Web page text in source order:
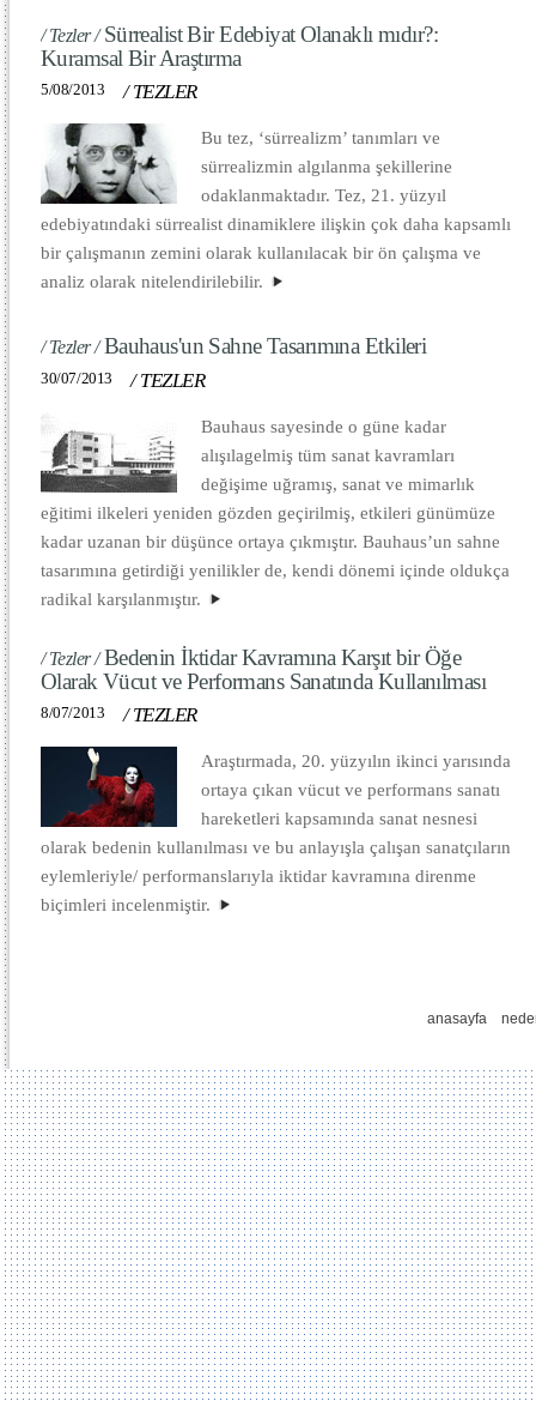
/ Tezler /Sürrealist Bir Edebiyat Olanaklı mıdır?:
Kuramsal Bir Araştırma
5/08/2013 /TEZLER
Bu tez, ‘sürrealizm’ tanımları ve
sürrealizmin algılanma şekillerine
odaklanmaktadır. Tez, 21. yüzyıl
edebiyatındaki sürrealist dinamiklere ilişkin çok daha kapsamlı
bir çalışmanın zemini olarak kullanılacak bir ön çalışma ve
analiz olarak nitelendirilebilir.
/ Tezler /Bauhaus'un Sahne Tasarımına Etkileri
30/07/2013 /TEZLER
Bauhaus sayesinde o güne kadar
alışılagelmiş tüm sanat kavramları
değişime uğramış, sanat ve mimarlık
eğitimi ilkeleri yeniden gözden geçirilmiş, etkileri günümüze
kadar uzanan bir düşünce ortaya çıkmıştır. Bauhaus’un sahne
tasarımına getirdiği yenilikler de, kendi dönemi içinde oldukça
radikal karşılanmıştır.
/ Tezler /Bedenin İktidar Kavramına Karşıt bir Öğe
Olarak Vücut ve Performans Sanatında Kullanılması
8/07/2013 /TEZLER
Araştırmada, 20. yüzyılın ikinci yarısında
ortaya çıkan vücut ve performans sanatı
hareketleri kapsamında sanat nesnesi
olarak bedenin kullanılması ve bu anlayışla çalışan sanatçıların
eylemleriyle/ performanslarıyla iktidar kavramına direnme
biçimleri incelenmiştir.
anasayfa